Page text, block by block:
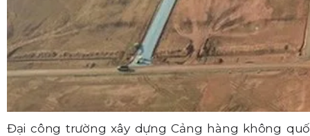
Đại công trường xây dựng Cảng hàng không